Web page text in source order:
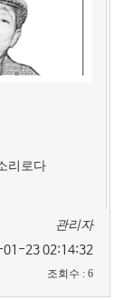
리로다
관리자
23 02:14:32
조회수 : 6